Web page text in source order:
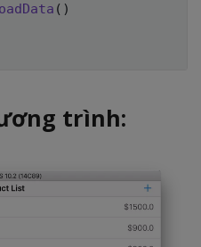
( )
trình: